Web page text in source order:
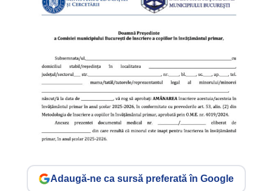
Adaugă-ne ca sursă preferată în Google